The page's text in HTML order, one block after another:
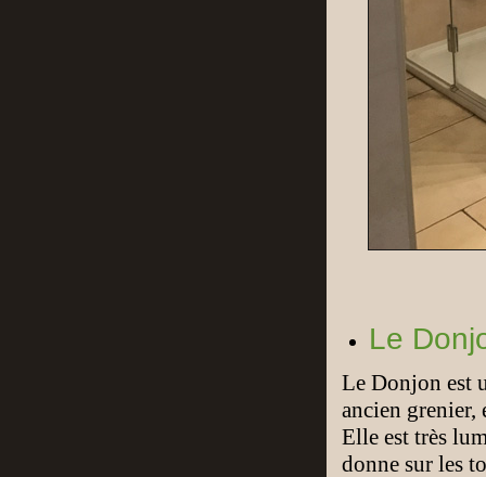
Le
Le Donjon est
ancien grenier,
Elle est très
donne sur les